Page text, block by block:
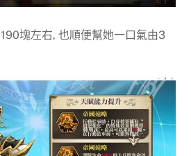
塊左右, 也順便幫她一口氣由3